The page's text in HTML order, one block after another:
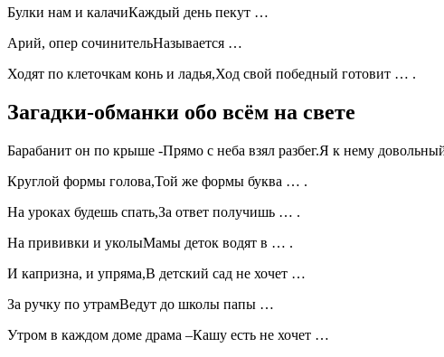
Булки нам и калачиКаждый день пекут …
Арий, опер сочинительНазывается …
Ходят по клеточкам конь и ладья,Ход свой победный готовит … .
Загадки-обманки обо всём на свете
Барабанит он по крыше -Прямо с неба взял разбег.Я к нему
Круглой формы голова,Той же формы буква … .
На уроках будешь спать,За ответ получишь … .
На прививки и уколыМамы деток водят в … .
И капризна, и упряма,В детский сад не хочет …
За ручку по утрамВедут до школы папы …
Утром в каждом доме драма –Кашу есть не хочет …